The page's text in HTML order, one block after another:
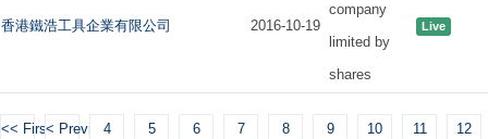
香港鐵浩工具企業有限公司 2016-10-19
company
limited by
shares
Live
<< First< Previous
4 5 6 7 8 9 10 11 12